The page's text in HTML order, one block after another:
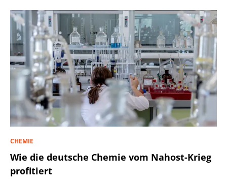
CHEMIE
Wie die deutsche Chemie vom Nahost-Krieg
profitiert